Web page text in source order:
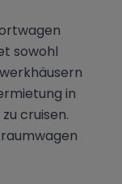
sowohl
in
cruisen.